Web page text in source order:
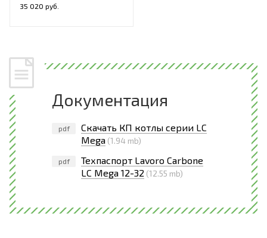
35 020 руб.
Документация
pdf
Скачать КП котлы серии LC
Mega (1.94 mb)
pdf
Техпаспорт Lavoro Carbone
LC Mega 12-32 (12.55 mb)